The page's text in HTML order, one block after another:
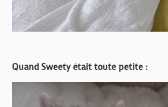
Quand Sweety était toute petite :